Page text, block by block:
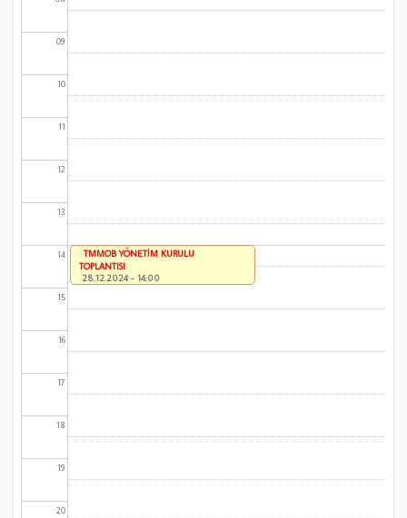
09
10
11
12
13
14
15
16
17
18
19
20
TMMOB YÖNETİM KURULU
TOPLANTISI
28.12.2024 - 14:00